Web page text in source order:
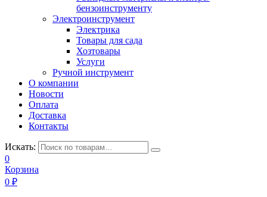
бензоинструменту
Электроинструмент
Электрика
Товары для сада
Хозтовары
Услуги
Ручной инструмент
О компании
Новости
Оплата
Доставка
Контакты
Искать:
0
Корзина
0 ₽